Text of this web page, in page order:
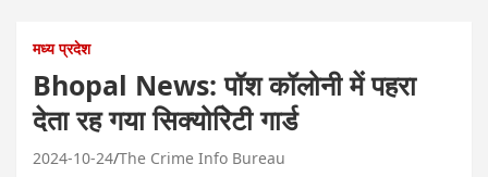
मध्य प्रदेश
Bhopal News: पॉश कॉलोनी में पहरा
देता रह गया सिक्योरिेटी गार्ड
2024-10-24 The Crime Info Bureau